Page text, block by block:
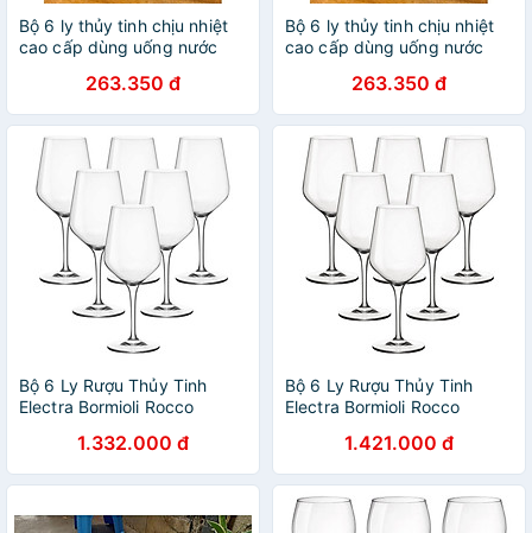
Bộ 6 ly thủy tinh chịu nhiệt
cao cấp dùng uống nước
cương vàng chanh
263.350 đ
Bộ 6 ly thủy tinh chịu nhiệt
cao cấp dùng uống nước
cương vàng chanh
263.350 đ
Bộ 6 Ly Rượu Thủy Tinh
Electra Bormioli Rocco
1.332.000 đ
Bộ 6 Ly Rượu Thủy Tinh
Electra Bormioli Rocco
1.421.000 đ